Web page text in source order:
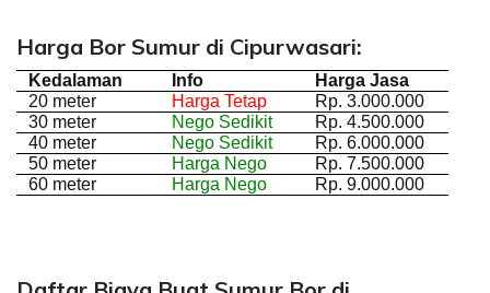
Harga Bor Sumur di Cipurwasari:
Kedalaman Info
Harga Jasa
20 meter
Harga Tetap
Rp. 3.000.000
30 meter
Nego Sedikit
Rp. 4.500.000
40 meter
Nego Sedikit
Rp. 6.000.000
50 meter
Harga Nego
Rp. 7.500.000
60 meter
Harga Nego Rp. 9.000.000